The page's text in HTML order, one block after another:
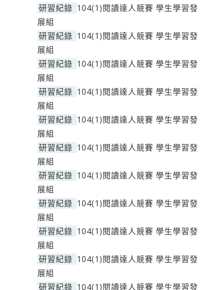
研習紀錄 104(1)閱讀達人競賽 學生學習發
展組
研習紀錄 104(1)閱讀達人競賽 學生學習發
展組
研習紀錄 104(1)閱讀達人競賽 學生學習發
展組
研習紀錄 104(1)閱讀達人競賽 學生學習發
展組
研習紀錄 104(1)閱讀達人競賽 學生學習發
展組
研習紀錄 104(1)閱讀達人競賽 學生學習發
展組
研習紀錄 104(1)閱讀達人競賽 學生學習發
展組
研習紀錄 104(1)閱讀達人競賽 學生學習發
展組
研習紀錄 104(1)閱讀達人競賽 學生學習發
展組
研習紀錄 104(1)閱讀達人競賽 學生學習發
展組
研習紀錄 104(1)閱讀達人競賽 學生學習發